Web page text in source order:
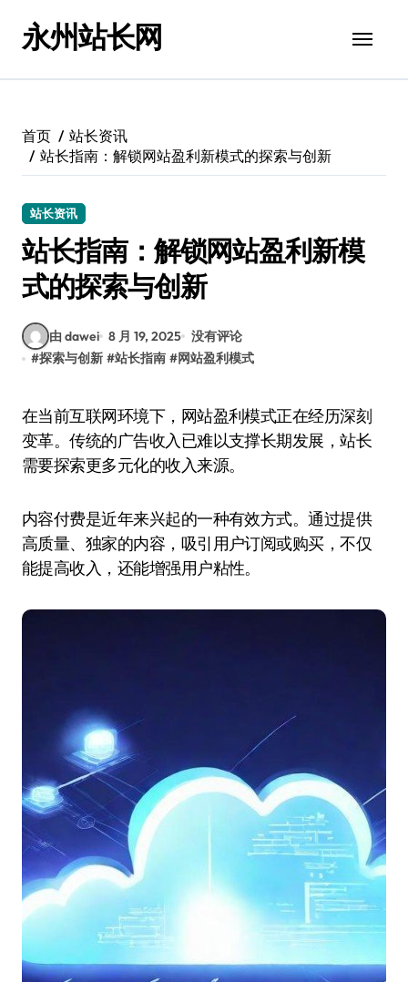
永州站长网
首页
站长资讯
站长指南：解锁网站盈利新模式的探索与创新
站长资讯
站长指南：解锁网站盈利新模
式的探索与创新
由 dawei 8 月 19, 2025 没有评论
#探索与创新 #站长指南 #网站盈利模式
在当前互联网环境下，网站盈利模式正在经历深刻
变革。传统的广告收入已难以支撑长期发展，站长
需要探索更多元化的收入来源。
内容付费是近年来兴起的一种有效方式。通过提供
高质量、独家的内容，吸引用户订阅或购买，不仅
能提高收入，还能增强用户粘性。